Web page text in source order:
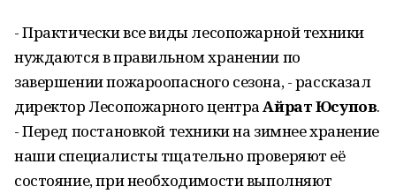
- Практически все виды лесопожарной техники
нуждаются в правильном хранении по
завершении пожароопасного сезона, - рассказал
директор Лесопожарного центраАйрат Юсупов.
- Перед постановкой техники на зимнее хранение
наши специалисты тщательно проверяют её
состояние, при необходимости выполняют